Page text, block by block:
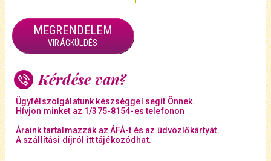
MEGRENDELEM
VIRÁGKÜLDÉS
Kérdése van?
Ügyfélszolgálatunk készséggel segít Önnek.
Hívjon minket az 1/375-8154-es telefonon
Áraink tartalmazzák az ÁFÁ-t és az üdvözlőkártyát.
A szállítási díjról itt tájékozódhat.